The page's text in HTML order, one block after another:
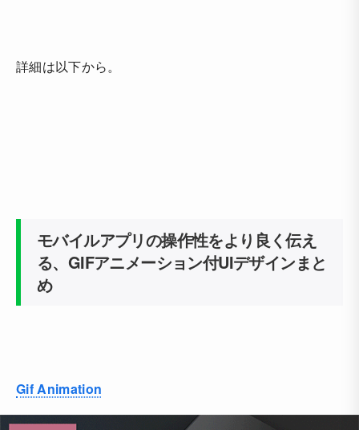
詳細は以下から。
モバイルアプリの操作性をより良く伝え
る、GIFアニメーション付UIデザインまと
め
Gif Animation